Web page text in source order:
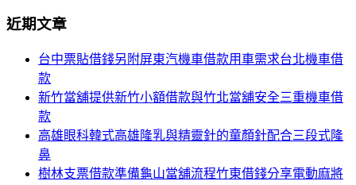
航
關
近期文章
台中票貼借錢另附屏東汽機車借款用車需求台北機車借
款
新竹當舖提供新竹小額借款與竹北當舖安全三重機車借
款
高雄眼科韓式高雄隆乳與精靈針的童顏針配合三段式隆
鼻
樹林支票借款準備龜山當舖流程竹東借錢分享電動麻將